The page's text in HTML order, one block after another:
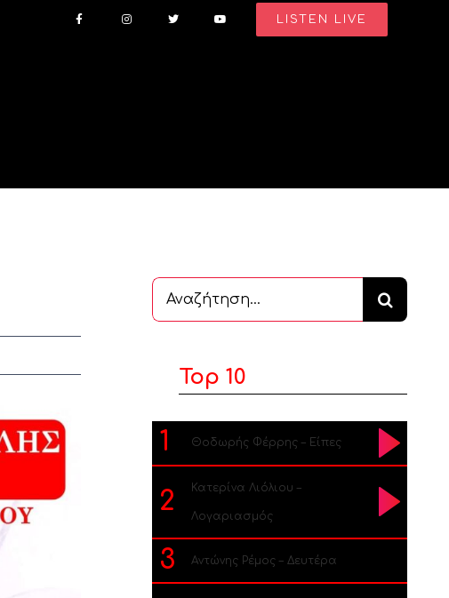
LISTEN LIVE
Αναζήτηση
...
Top 10
1 Θοδωρής Φέρρης – Είπες
2 Κατερίνα Λιόλιου –
Λογαριασμός
3 Αντώνης Ρέμος – Δευτέρα